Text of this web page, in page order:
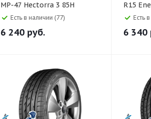
MP-47 Hectorra 3 85H
Есть в наличии (77)
6 240 руб.
R15
Есть
6 340